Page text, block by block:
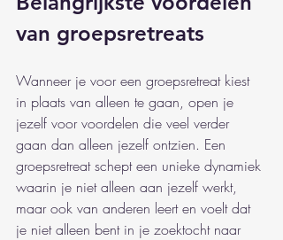
van groepsretreats
Wanneer je voor een groepsretreat kiest
in plaats van alleen te gaan, open je
jezelf voor voordelen die veel verder
gaan dan alleen jezelf ontzien. Een
groepsretreat schept een unieke dynamiek
waarin je niet alleen aan jezelf werkt,
maar ook van anderen leert en voelt dat
je niet alleen bent in je zoektocht naar